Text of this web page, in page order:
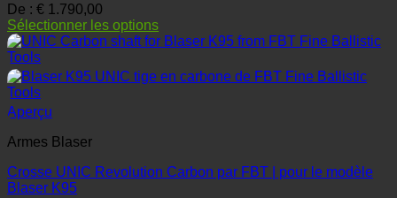
De : € 1.790,00
Sélectionner les options
Aperçu
Armes Blaser
Crosse UNIC Revolution Carbon par FBT | pour le modèle
Blaser K95